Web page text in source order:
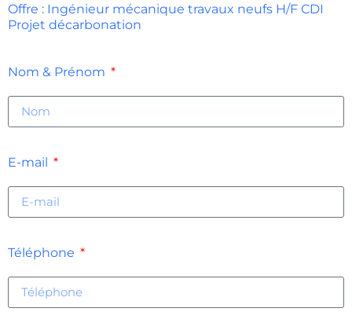
Offre : Ingénieur mécanique travaux neufs H/F CDI
Projet décarbonation
Nom & Prénom
E-mail
Téléphone